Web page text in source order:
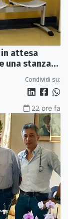
attesa
una stanza
Condividi su:
22 ore fa